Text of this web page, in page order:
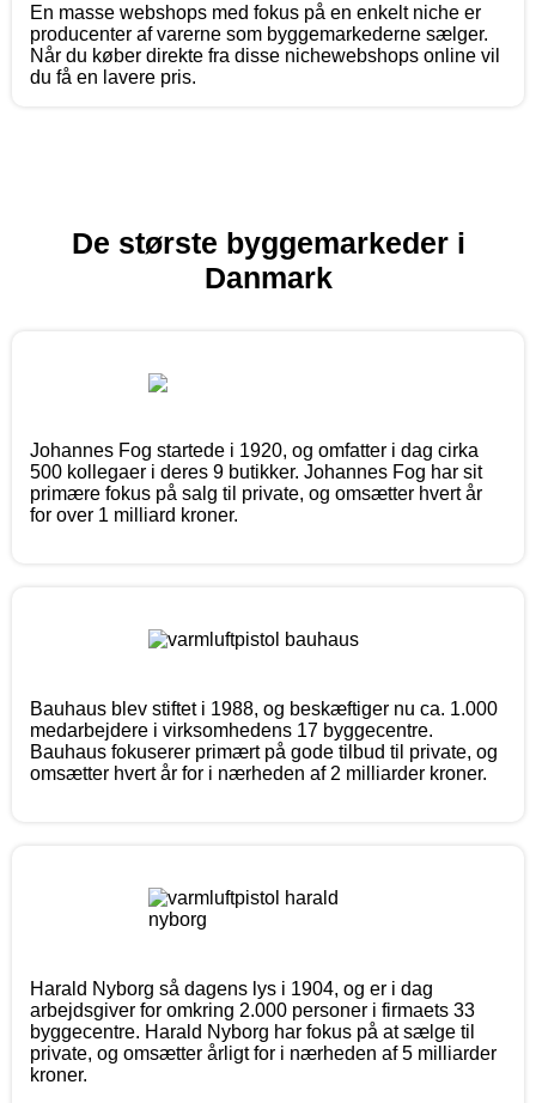
En masse webshops med fokus på en enkelt niche er
producenter af varerne som byggemarkederne sælger.
Når du køber direkte fra disse nichewebshops online vil
du få en lavere pris.
De største byggemarkeder i
Danmark
Johannes Fog startede i 1920, og omfatter i dag cirka
500 kollegaer i deres 9 butikker. Johannes Fog har sit
primære fokus på salg til private, og omsætter hvert år
for over 1 milliard kroner.
Bauhaus blev stiftet i 1988, og beskæftiger nu ca. 1.000
medarbejdere i virksomhedens 17 byggecentre.
Bauhaus fokuserer primært på gode tilbud til private, og
omsætter hvert år for i nærheden af 2 milliarder kroner.
Harald Nyborg så dagens lys i 1904, og er i dag
arbejdsgiver for omkring 2.000 personer i firmaets 33
byggecentre. Harald Nyborg har fokus på at sælge til
private, og omsætter årligt for i nærheden af 5 milliarder
kroner.